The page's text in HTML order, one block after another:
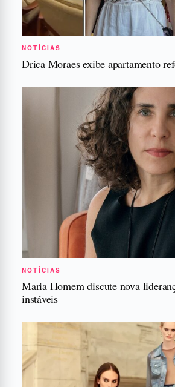
NOTÍCIAS
Drica Moraes exibe apartamento
NOTÍCIAS
Maria Homem discute nova
instáveis